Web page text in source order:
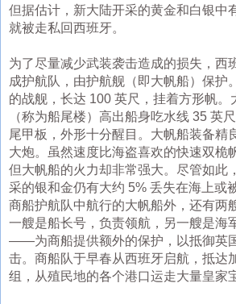
但据估计，新大陆开采的黄金和白银中
就被走私回西班牙。
为了尽量减少武装袭击造成的损失，西
成护航队，由护航舰（即大帆船）保护
的战舰，长达 100 英尺，挂着方形帆。
（称为船尾楼）高出船身吃水线 35 英
尾甲板，外形十分醒目。大帆船装备精
大炮。虽然速度比海盗喜欢的快速双桅
但大帆船的火力却非常强大。尽管如此
采的银和金仍有大约 5% 丢失在海上或
商船护航队中航行的大帆船外，还有
一艘是船长号，负责领航，另一艘是海
——为商船提供额外的保护，以抵御英
击。商船队于早春从西班牙启航，抵达
组，从殖民地的各个港口运走大量皇家